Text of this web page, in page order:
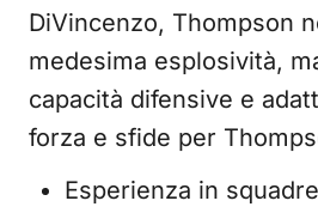
DiVincenzo, Thompson
medesima esplosività,
capacità difensive e
forza e sfide per
Esperienza in